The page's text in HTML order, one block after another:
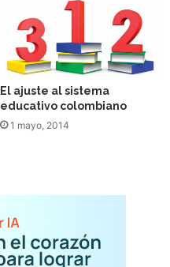
El ajuste al sistema
educativo colombiano
1 mayo, 2014